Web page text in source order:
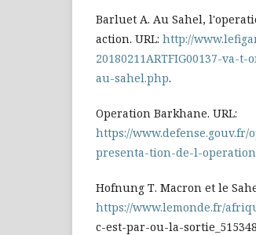
Barluet A. Au Sahel,
action. URL: http://
20180211ARTFIG00137-
au-sahel.php.
Operation Barkhane. URL:
https://
presenta-tion-de-l-
Hofnung Т. Macron et le
https://www.lemonde.fr/
c-est-par-ou-la-